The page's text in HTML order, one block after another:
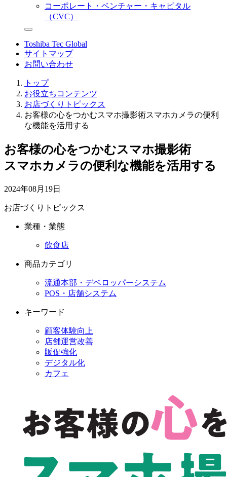
コーポレート・ベンチャー・キャピタル
（CVC）
Toshiba Tec Global
サイトマップ
お問い合わせ
トップ
お役立ちコンテンツ
お店づくりトピックス
お客様の心をつかむスマホ撮影術スマホカメラの便利
な機能を活用する
お客様の心をつかむスマホ撮影術
スマホカメラの便利な機能を活用する
2024年08月19日
お店づくりトピックス
業種・業態
飲食店
商品カテゴリ
流通本部・デベロッパーシステム
POS・店舗システム
キーワード
顧客体験向上
店舗運営改善
販促強化
デジタル化
カフェ